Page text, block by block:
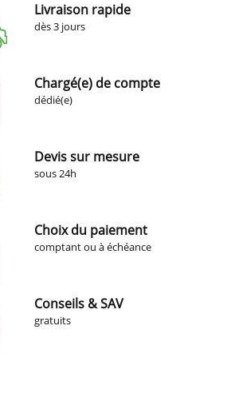
Livraison rapide
dès 3 jours
Chargé(e) de compte
dédié(e)
Devis sur mesure
sous 24h
Choix du paiement
comptant ou à échéance
Conseils & SAV
gratuits